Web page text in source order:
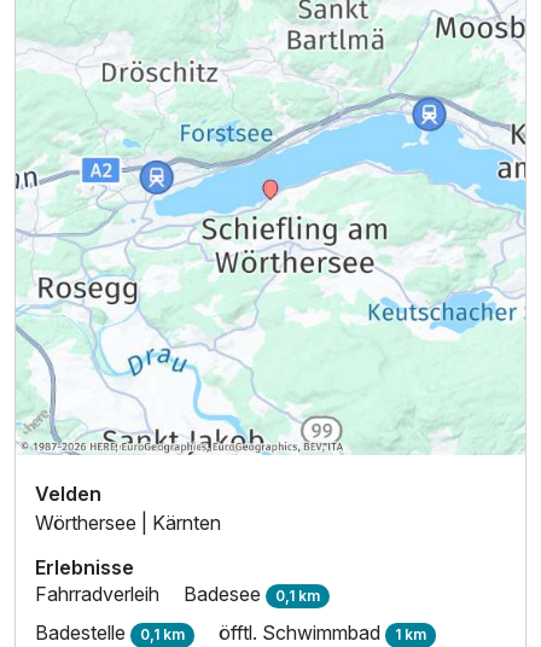
Velden
Wörthersee | Kärnten
Erlebnisse
Fahrradverleih
Badesee 0,1 km
Badestelle 0,1 km öfftl. Schwimmbad 1 km